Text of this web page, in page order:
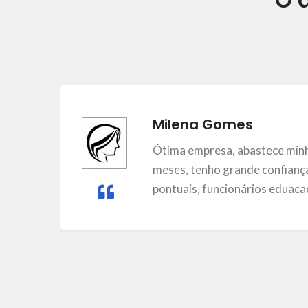
Milena Gomes
Ótima empresa, abastece
meses, tenho grande
pontuais, funcionários